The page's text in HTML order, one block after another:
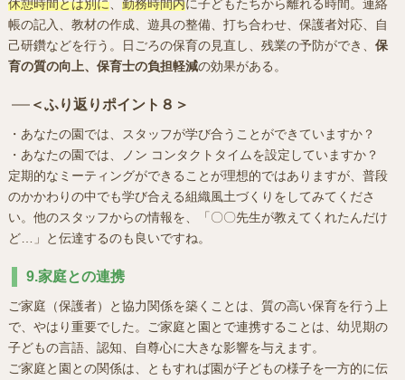
休憩時間とは別に、 勤務時間内に子どもたちから離れる時間。連絡
帳の記入、教材の作成、遊具の整備、打ち合わせ、保護者対応、自
己研鑽などを行う。日ごろの保育の見直し、残業の予防ができ、 保
育の質の向上、保育士の負担軽減の効果がある。
＜ふり返りポイント８＞
・あなたの園では、スタッフが学び合うことができていますか？
・あなたの園では、ノン コンタクトタイムを設定していますか？
定期的なミーティングができることが理想的ではありますが、普段
のかかわりの中でも学び合える組織風土づくりをしてみてくださ
い。他のスタッフからの情報を、「〇〇先生が教えてくれたんだけ
ど…」と伝達するのも良いですね。
9.家庭との連携
ご家庭（保護者）と協力関係を築くことは、質の高い保育を行う上
で、やはり重要でした。ご家庭と園とで連携することは、幼児期の
子どもの言語、認知、自尊心に大きな影響を与えます。
ご家庭と園との関係は、ともすれば園が子どもの様子を一方的に伝